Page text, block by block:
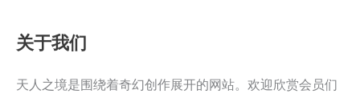
关于我们
天人之境是围绕着奇幻创作展开的网站。欢迎欣赏会员们